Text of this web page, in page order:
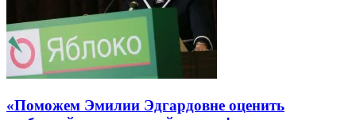
«Поможем Эмилии Эдгардовне оценить